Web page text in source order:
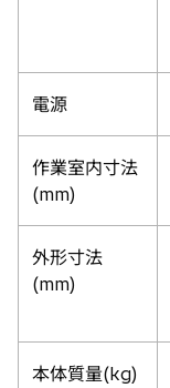
電源
作業室内寸法
(mm)
外形寸法
(mm)
本体質量(kg)